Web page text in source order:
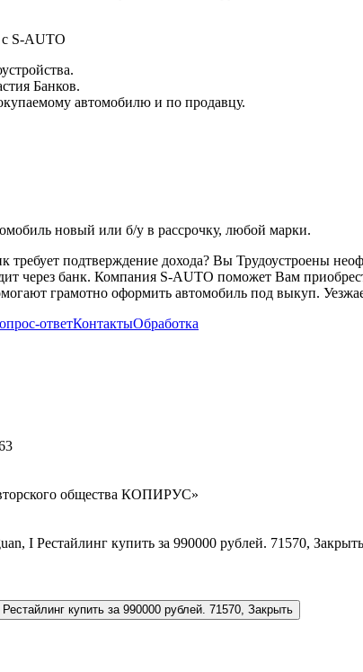
с S-AUTO
Банков.
автомобилю и по продавцу.
новый или б/у в рассрочку, любой марки.
требует подтверждение дохода? Вы Трудоустроены
через банк. Компания S-AUTO поможет Вам
грамотно оформить автомобиль под выкуп.
ответКонтактыОбработка
общества КОПИРУС»